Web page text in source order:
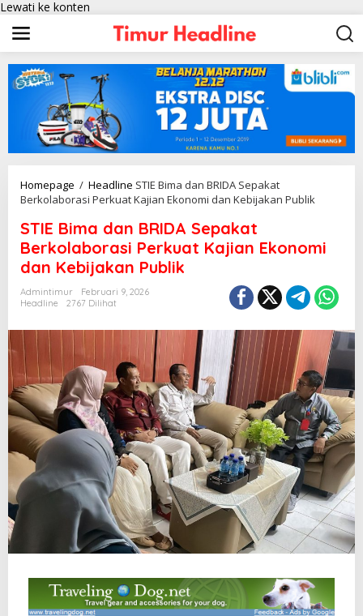
Lewati ke konten
Homepage / Headline STIE Bima dan BRIDA Sepakat
Berkolaborasi Perkuat Kajian Ekonomi dan Kebijakan Publik
STIE Bima dan BRIDA Sepakat
Berkolaborasi Perkuat Kajian Ekonomi
dan Kebijakan Publik
Admintimur
Februari 9, 2026
Headline
2767 Dilihat